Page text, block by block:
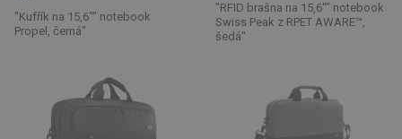
"Kufřík na 15,6"" notebook
Propel, černá"
"RFID brašna na 15,6"" notebook
Swiss Peak z RPET AWARE™,
šedá"